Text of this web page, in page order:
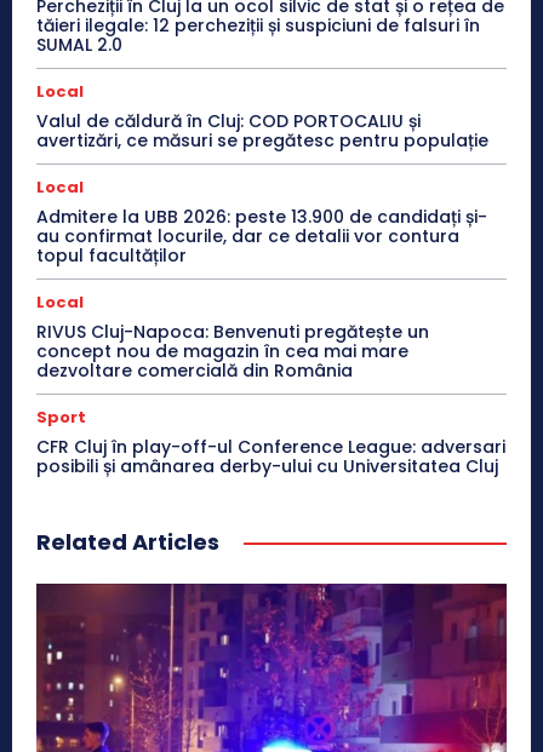
Percheziții în Cluj la un ocol silvic de stat și o rețea de
tăieri ilegale: 12 percheziții și suspiciuni de falsuri în
SUMAL 2.0
Local
Valul de căldură în Cluj: COD PORTOCALIU și
avertizări, ce măsuri se pregătesc pentru populație
Local
Admitere la UBB 2026: peste 13.900 de candidați și-
au confirmat locurile, dar ce detalii vor contura
topul facultăților
Local
RIVUS Cluj-Napoca: Benvenuti pregătește un
concept nou de magazin în cea mai mare
dezvoltare comercială din România
Sport
CFR Cluj în play-off-ul Conference League: adversari
posibili și amânarea derby-ului cu Universitatea Cluj
Related Articles